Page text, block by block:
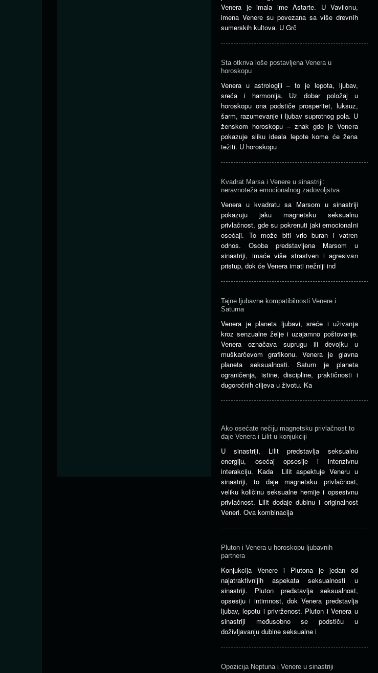
Venera je imala ime Astarte. U Vavilonu,
imena Venere su povezana sa više drevnih
sumerskih kultova. U Grč
Šta otkriva loše postavljena Venera u
horoskopu
Venera u astrologiji – to je lepota, ljubav,
sreća i harmonija. Uz dobar položaj u
horoskopu ona podstiče prosperitet, luksuz,
šarm, razumevanje i ljubav suprotnog pola. U
ženskom horoskopu – znak gde je Venera
pokazuje sliku ideala lepote kome će žena
težiti. U horoskopu
Kvadrat Marsa i Venere u sinastriji:
neravnoteža emocionalnog zadovoljstva
Venera u kvadratu sa Marsom u sinastriji
pokazuju jaku magnetsku seksualnu
privlačnost, gde su pokrenuti jaki emocionalni
osećaji. To može biti vrlo buran i vatren
odnos. Osoba predstavljena Marsom u
sinastriji, imaće više strastven i agresivan
pristup, dok će Venera imati nežniji ind
Tajne ljubavne kompatibilnosti Venere i
Saturna
Venera je planeta ljubavi, sreće i uživanja
kroz senzualne želje i uzajamno poštovanje.
Venera označava suprugu ili devojku u
muškarčevom grafikonu. Venera je glavna
planeta seksualnosti. Saturn je planeta
ograničenja, istine, discipline, praktičnosti i
dugoročnih ciljeva u životu. Ka
Ako osećate nečiju magnetsku privlačnost to
daje Venera i Lilit u konjukciji
U sinastriji, Lilit predstavlja seksualnu
energiju, osećaj opsesije i intenzivnu
interakciju. Kada Lilit aspektuje Veneru u
sinastriji, to daje magnetsku privlačnost,
veliku količinu seksualne hemije i opsesivnu
privlačnost. Lilit dodaje dubinu i originalnost
Veneri. Ova kombinacija
Pluton i Venera u horoskopu ljubavnih
partnera
Konjukcija Venere i Plutona je jedan od
najatraktivnijih aspekata seksualnosti u
sinastriji. Pluton predstavlja seksualnost,
opsesiju i intimnost, dok Venera predstavlja
ljubav, lepotu i privrženost. Pluton i Venera u
sinastriji međusobno se podstiču u
doživljavanju dubine seksualne i
Opozicija Neptuna i Venere u sinastriji